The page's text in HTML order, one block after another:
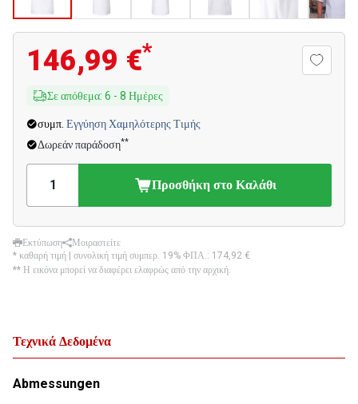
146,99 €*
Σε απόθεμα: 6 - 8 Ημέρες
συμπ. Εγγύηση Χαμηλότερης Τιμής
Δωρεάν παράδοση**
Προσθήκη στο Καλάθι
Εκτύπωση
Μοιραστείτε
* καθαρή τιμή | συνολική τιμή συμπερ. 19% ΦΠΑ.: 174,92 €
** Η εικόνα μπορεί να διαφέρει ελαφρώς από την αρχική.
Τεχνικά Δεδομένα
Abmessungen